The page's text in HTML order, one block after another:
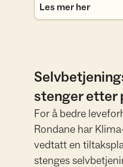
Les mer her
stenger etter
For å bedre
Rondane har
vedtatt en
stenges